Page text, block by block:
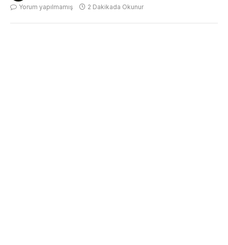
Yorum yapılmamış 2 Dakikada Okunur